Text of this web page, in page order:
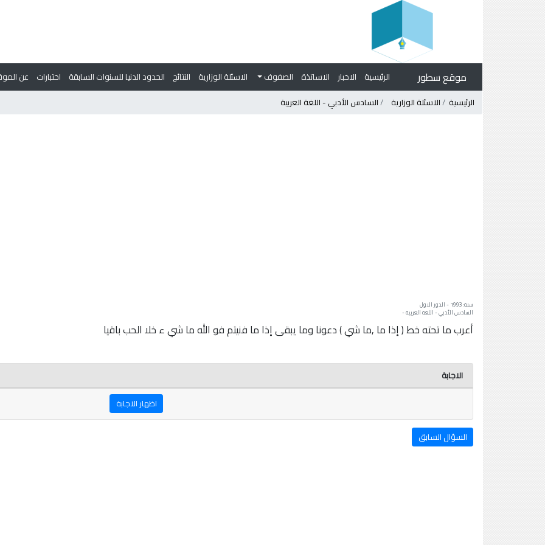
موقع سطور الرئيسية الاخبار الاساتذة الصفوف الاسئلة الوزارية النتائج الحدود الدنيا للسنوات السابقة اختبارات عن
الرئيسية
الاسئلة الوزارية السادس الأدبي - اللغة العربية
سنة: 1993 - الدور الاول
السادس الأدبي - اللغة العربية -
أعرب ما تحته خط ( إذا ما ,ما شي ) دعونا وما يبقى إذا ما فنيتم فو الله ما شي ء خلا الحب باقيا
الاجابة
اظهار الاجابة
السؤال السابق